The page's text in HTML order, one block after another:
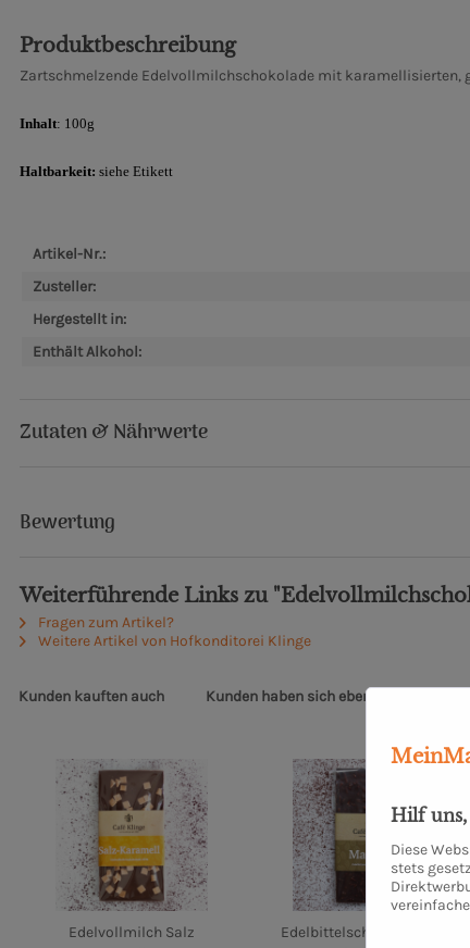
Produktbeschreibung
Zartschmelzende Edelvollmilchschokolade mit karamellisierten,
Inhalt: 100g
Haltbarkeit: siehe Etikett
Artikel-Nr.:
Zusteller:
Hergestellt in:
Enthält Alkohol:
Zutaten & Nährwerte
Bewertung
Weiterführende Links zu
Fragen zum Artikel?
Weitere Artikel von Hofkonditorei Klinge
Kunden kauften auch Kunden haben sich ebenfalls angesehen
Edelvollmilch Salz
Edelbittelschokolade 70%
Hilf uns,
Diese
stets